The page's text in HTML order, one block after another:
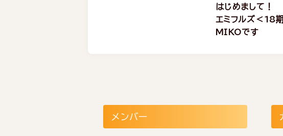
はじめまして！
エミフルズ＜18
MIKOです
メンバー